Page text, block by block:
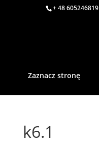
+ 48 605246819
Zaznacz stronę
k6.1